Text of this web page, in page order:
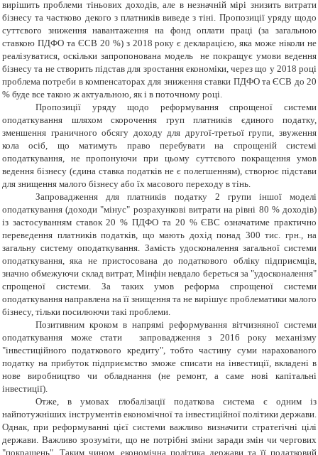
вирішить проблеми тіньових доходів, але в незначній мірі знизить витрати
бізнесу та частково декого з платників виведе з тіні. Пропозиції уряду щодо
суттєвого зниження навантаження на фонд оплати праці (за загальною
ставкою ПДФО та ЄСВ 20 %) з 2018 року є декларацією, яка може ніколи не
реалізуватися, оскільки запропонована модель не покращує умови ведення
бізнесу та не створить підстав для зростання економіки, через що у 2018 році
проблема потреби в компенсаторах для зниження ставки ПДФО та ЄСВ до 20
% буде все такою ж актуальною, як і в поточному році.
Пропозиції уряду щодо реформування спрощеної системи
оподаткування шляхом скорочення груп платників єдиного податку,
зменшення граничного обсягу доходу для другої-третьої групи, звуження
кола осіб, що матимуть право перебувати на спрощеній системі
оподаткування, не пропонуючи при цьому суттєвого покращення умов
ведення бізнесу (єдина ставка податків не є полегшенням), створює підстави
для знищення малого бізнесу або їх масового переходу в тінь.
Запровадження для платників податку 2 групи іншої моделі
оподаткування (доходи "мінус" розрахункові витрати на рівні 80 % доходів)
із застосуванням ставок 20 % ПДФО та 20 % ЄВС означатиме практично
переведення платників податків, що мають дохід понад 300 тис. грн., на
загальну систему оподаткування. Замість удосконалення загальної системи
оподаткування, яка не пристосована до податкового обліку підприємців,
значно обмежуючи склад витрат, Мінфін невдало береться за "удосконалення"
спрощеної системи. За таких умов реформа спрощеної системи
оподаткування направлена на її знищення та не вирішує проблематики малого
бізнесу, тільки посилюючи такі проблеми.
Позитивним кроком в напрямі реформування вітчизняної системи
оподаткування може стати запровадження з 2016 року механізму
"інвестиційного податкового кредиту", тобто частину суминарахованого
податку на прибуток підприємство зможе списати на інвестиції, вкладені в
нове виробництво чи обладнання (не ремонт, а саме нові капітальні
інвестиції).
Отже, в умовах глобалізації податкова система є одним із
найпотужніших інструментів економічної та інвестиційної політики держави.
Однак, при реформуванні цієї системи важливо визначити стратегічні цілі
держави. Важливо зрозуміти, що не потрібні зміни заради змін чи чергових
"покращень". Таким чином, економічна політика держави та її податковий